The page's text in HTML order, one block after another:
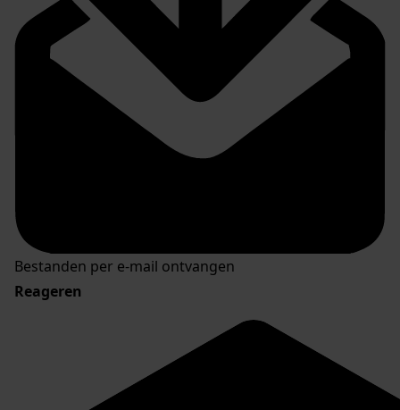
Bestanden per e-mail ontvangen
Reageren